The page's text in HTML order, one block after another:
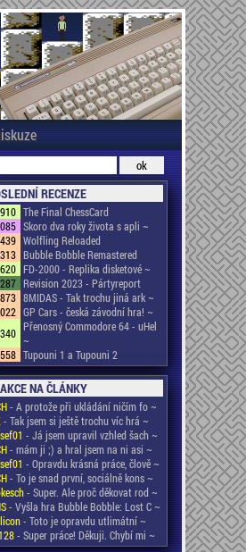
RECENZE
The Final ChessCard
Skoro dva roky života s apli ~
Wolfling Reloaded
Bubble Bobble Remastered
FD-2000 - Replika disketové ~
Revision 2023 - Pártyreport
8MIDAS - Tak trochu jiná ark ~
GP Cars - česká závodní hra! ~
Přenosný Commodore 64 - uHel
~
Tupouni 1 a Tupouni 2
NA ČLÁNKY
- A protože při ukládání ničím fo ~
- Tak jsem si ještě trochu víc hrá ~
- Já jsem upravil vzhled šach ~
- mám ji ;) a hral jsem na ni asi ~
- Opravdu krásná práce, člově ~
- To je snad první, sociálně kons ~
- Super. Ale proč děkovat rod ~
- Vyšla hra Bubble Bobble: Lost C ~
- Toto je opravdu utlimátní ~
- Super práce! Děkuji. Chybí mi ~